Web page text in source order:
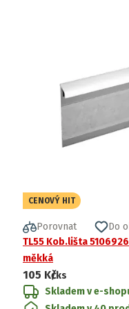
CENOVÝ HIT
Porovnat
Do
TL55 Kob.lišta
měkká
105 Kč/ks
Skladem v e-